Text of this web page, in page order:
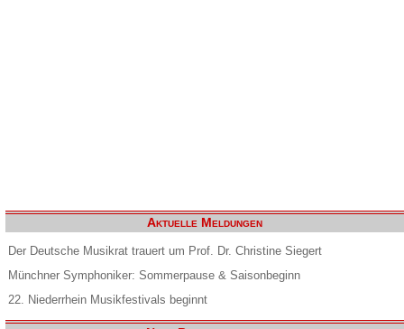
Aktuelle Meldungen
Der Deutsche Musikrat trauert um Prof. Dr. Christine Siegert
Münchner Symphoniker: Sommerpause & Saisonbeginn
22. Niederrhein Musikfestivals beginnt